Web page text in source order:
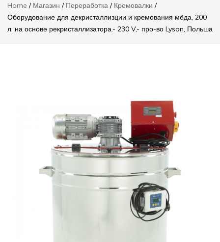
пчеловодства
Home
Магазин Переработка
Кремовалки
Оборудование для декристаллизции и кремования мёда, 200
л. на основе рекристаллизатора.- 230 V,- про-во Lyson, Польша